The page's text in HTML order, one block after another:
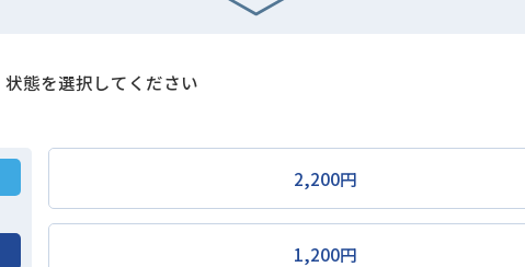
状態を選択してください
2,200円
1,200円